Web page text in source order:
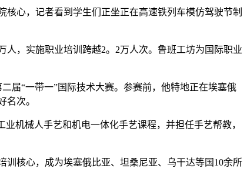
心，记者看到学生们正坐正在高速铁列车模仿驾驶节制
，实施职业培训跨越2。2万人次。鲁班工坊为国际职业
“一带一”国际技术大赛。参赛前，他特地正在埃塞俄
名次。
机械人手艺和机电一体化手艺课程，并担任手艺帮教，
核心，成为埃塞俄比亚、坦桑尼亚、乌干达等国10余所